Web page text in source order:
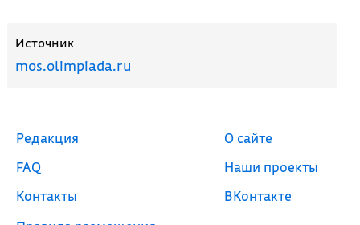
Источник
mos.olimpiada.ru
Редакция
FAQ
Контакты
О сайте
Наши проекты
ВКонтакте